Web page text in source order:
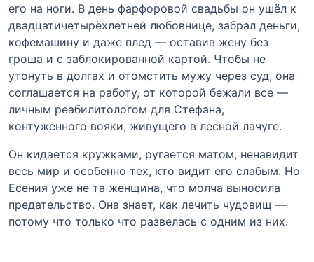
его на ноги. В день фарфоровой свадьбы он ушёл к
двадцатичетырёхлетней любовнице, забрал деньги,
кофемашину и даже плед — оставив жену без
гроша и с заблокированной картой. Чтобы не
утонуть в долгах и отомстить мужу через суд, она
соглашается на работу, от которой бежали все —
личным реабилитологом для Стефана,
контуженного вояки, живущего в лесной лачуге.
Он кидается кружками, ругается матом, ненавидит
весь мир и особенно тех, кто видит его слабым. Но
Есения уже не та женщина, что молча выносила
предательство. Она знает, как лечить чудовищ —
потому что только что развелась с одним из них.